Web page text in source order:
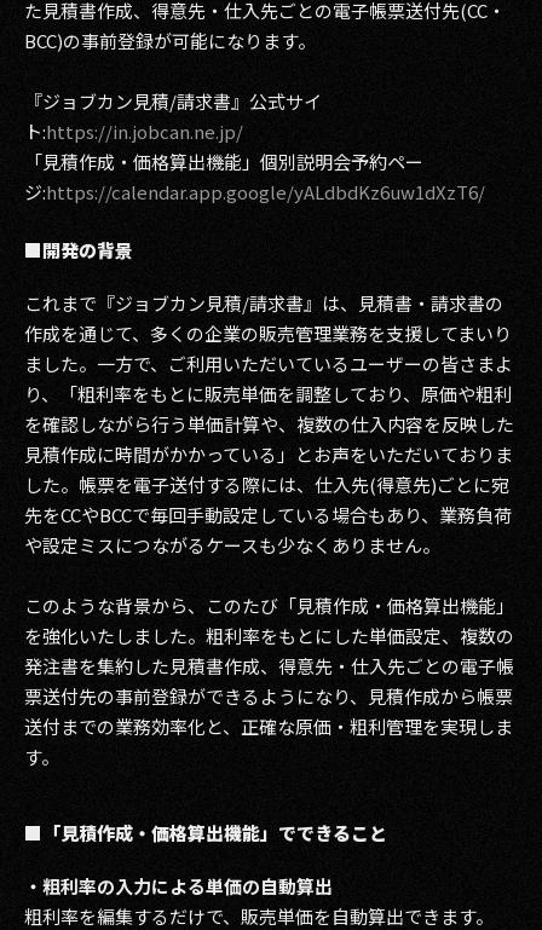
2022
2021
2020
2019
2017
2016
2015
2014
2013
2011
2010
2009
た見積書作成、得意先・仕入先ごとの電子帳票送付先(CC・
BCC)の事前登録が可能になります。
『ジョブカン見積/請求書』公式サイ
ト:https://in.jobcan.ne.jp/
「見積作成・価格算出機能」個別説明会予約ペー
ジ:https://calendar.app.google/yALdbdKz6uw1dXzT6/
■開発の背景
これまで『ジョブカン見積/請求書』は、見積書・請求書の
作成を通じて、多くの企業の販売管理業務を支援してまいり
ました。一方で、ご利用いただいているユーザーの皆さまよ
り、「粗利率をもとに販売単価を調整しており、原価や粗利
を確認しながら行う単価計算や、複数の仕入内容を反映した
見積作成に時間がかかっている」とお声をいただいておりま
した。帳票を電子送付する際には、仕入先(得意先)ごとに宛
先をCCやBCCで毎回手動設定している場合もあり、業務負荷
や設定ミスにつながるケースも少なくありません。
このような背景から、このたび「見積作成・価格算出機能」
を強化いたしました。粗利率をもとにした単価設定、複数の
発注書を集約した見積書作成、得意先・仕入先ごとの電子帳
票送付先の事前登録ができるようになり、見積作成から帳票
送付までの業務効率化と、正確な原価・粗利管理を実現しま
す。
■「見積作成・価格算出機能」でできること
・粗利率の入力による単価の自動算出
粗利率を編集するだけで、販売単価を自動算出できます。